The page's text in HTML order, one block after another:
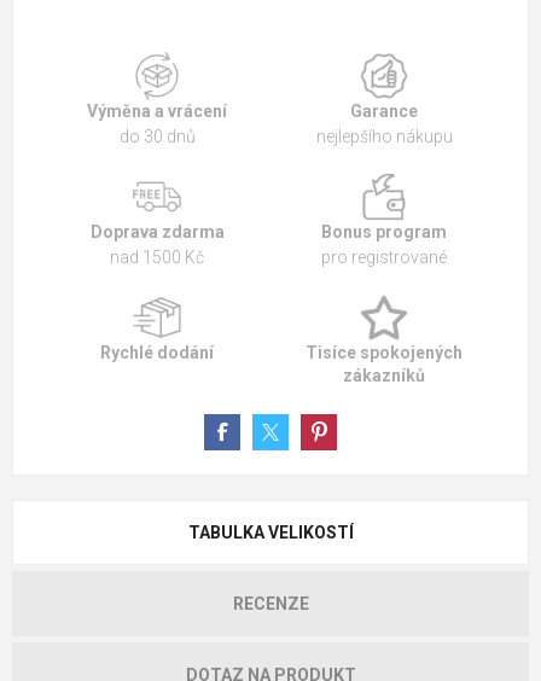
Výměna a vrácení
do 30 dnů
Garance
nejlepšího nákupu
Doprava zdarma
nad 1500 Kč
Bonus program
pro registrované
Rychlé dodání
Tisíce spokojených
zákazníků
TABULKA VELIKOSTÍ
RECENZE
DOTAZ NA PRODUKT